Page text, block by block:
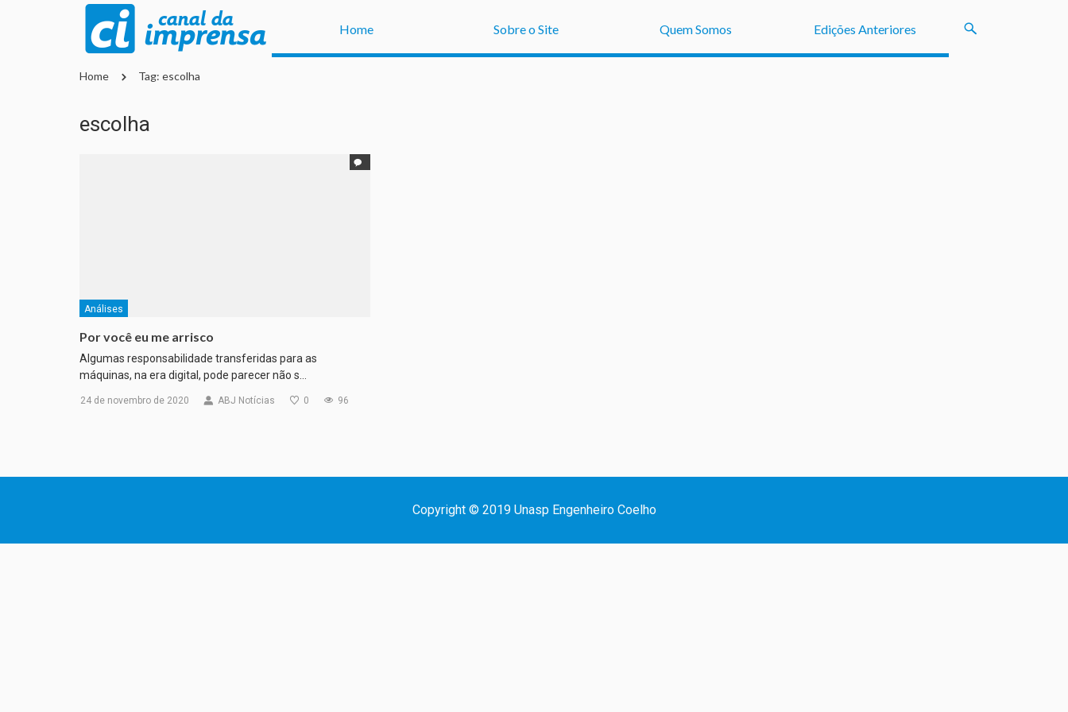
Home Sobre o Site Quem Somos Edições Anteriores
Home Tag: escolha
escolha
Análises
Por você eu me arrisco
Algumas responsabilidade transferidas para as
máquinas, na era digital, pode parecer não s…
24 de novembro de 2020 ABJ Notícias 0 96
Copyright © 2019 Unasp Engenheiro Coelho